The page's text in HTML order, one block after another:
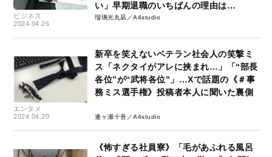
ビジネス
2024.04.26
い」早期退職のいちばんの理由は…
瑠璃光丸凪／A4studio
エンタメ
2024.04.20
新卒を笑えないベテラン社会人の笑撃ミ
ス「ネクタイがアレに挟まれ…」「“部長
各位”が“武将各位”」…Xで話題の《＃事
務ミス選手権》投稿者本人に聞いた裏側
逢ヶ瀬十吾／A4studio
《怖すぎる社員寮》「毛があふれる風呂